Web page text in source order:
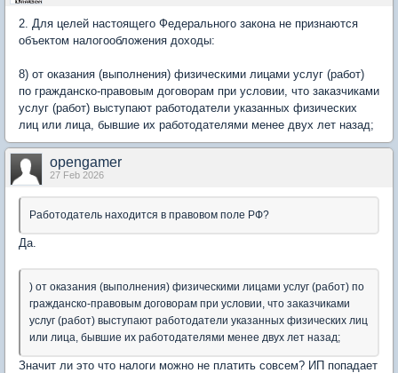
2. Для целей настоящего Федерального закона не признаются
объектом налогообложения доходы:
8) от оказания (выполнения) физическими лицами услуг (работ)
по гражданско-правовым договорам при условии, что заказчиками
услуг (работ) выступают работодатели указанных физических
лиц или лица, бывшие их работодателями менее двух лет назад;
opengamer
27 Feb 2026
Работодатель находится в правовом поле РФ?
Да.
) от оказания (выполнения) физическими лицами услуг (работ) по
гражданско-правовым договорам при условии, что заказчиками
услуг (работ) выступают работодатели указанных физических лиц
или лица, бывшие их работодателями менее двух лет назад;
Значит ли это что налоги можно не платить совсем? ИП попадает